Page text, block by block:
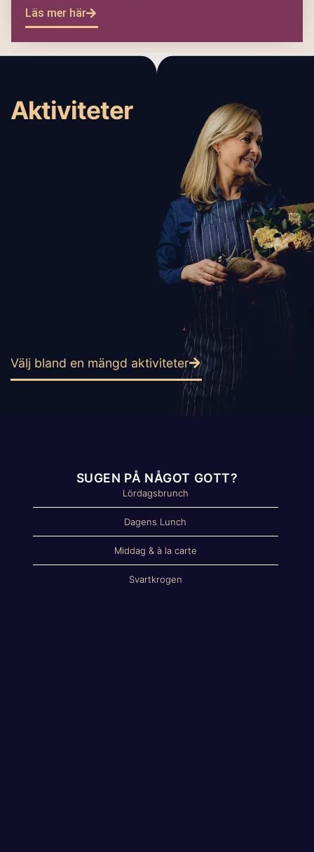
Läs mer här
Aktiviteter
Välj bland en mängd aktiviteter
SUGEN PÅ NÅGOT GOTT?
Lördagsbrunch
Dagens Lunch
Middag & à la carte
Svartkrogen